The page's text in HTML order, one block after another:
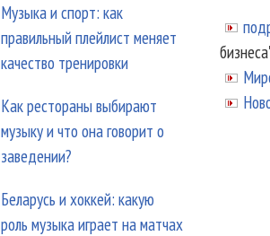
Музыка и спорт: как
правильный плейлист меняет
качество тренировки
Как рестораны выбирают
музыку и что она говорит о
заведении?
Беларусь и хоккей: какую
роль музыка играет на матчах